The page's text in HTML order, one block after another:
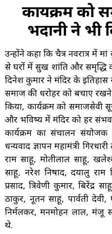
कार्यक्रम को
भदानी ने भी
उन्होंने कहा कि चैत्र नवरात्र में
से घरों में सुख शांति और समृद्धि
दिनेश कुमार ने मंदिर के
समाज की धरोहर को बचाए रखने
किया, कार्यक्रम को समाजसेवी
और भविष्य में मंदिर को हर
कार्यक्रम का संचालन
धन्यवाद ज्ञापन महामंत्री
राम साहू, मोतीलाल साहू,
साहू, नरेश निषाद, दयालु राम
प्रसाद, त्रिवेणी कुमार, बिरेंद्र
ठाकुर, नूतन साहू, पार्वती
निर्मलकर, मनमोहन लाल, मंजू
थे.